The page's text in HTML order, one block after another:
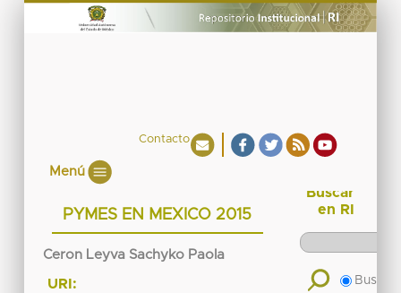
Contacto
Menú
PYMES EN MEXICO 2015
Ceron Leyva Sachyko Paola
URI:
Buscar
en RI
Buscar